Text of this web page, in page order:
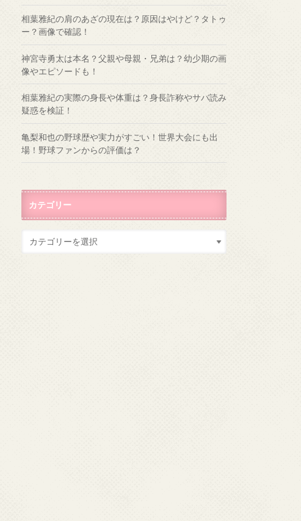
相葉雅紀の肩のあざの現在は？原因はやけど？タトゥ
ー？画像で確認！
神宮寺勇太は本名？父親や母親・兄弟は？幼少期の画
像やエピソードも！
相葉雅紀の実際の身長や体重は？身長詐称やサバ読み
疑惑を検証！
亀梨和也の野球歴や実力がすごい！世界大会にも出
場！野球ファンからの評価は？
カテゴリー